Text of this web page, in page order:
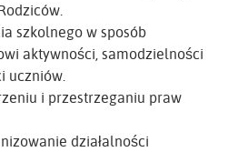
szkolnego w sposób
aktywności, samodzielności
uczniów.
i przestrzeganiu praw
działalności